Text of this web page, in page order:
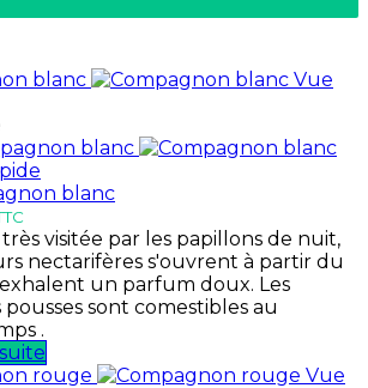
Vue
blanc
très visitée par les papillons de nuit,
nectarifères s'ouvrent à partir du
un parfum doux. Les
pousses sont comestibles au
.
Vue